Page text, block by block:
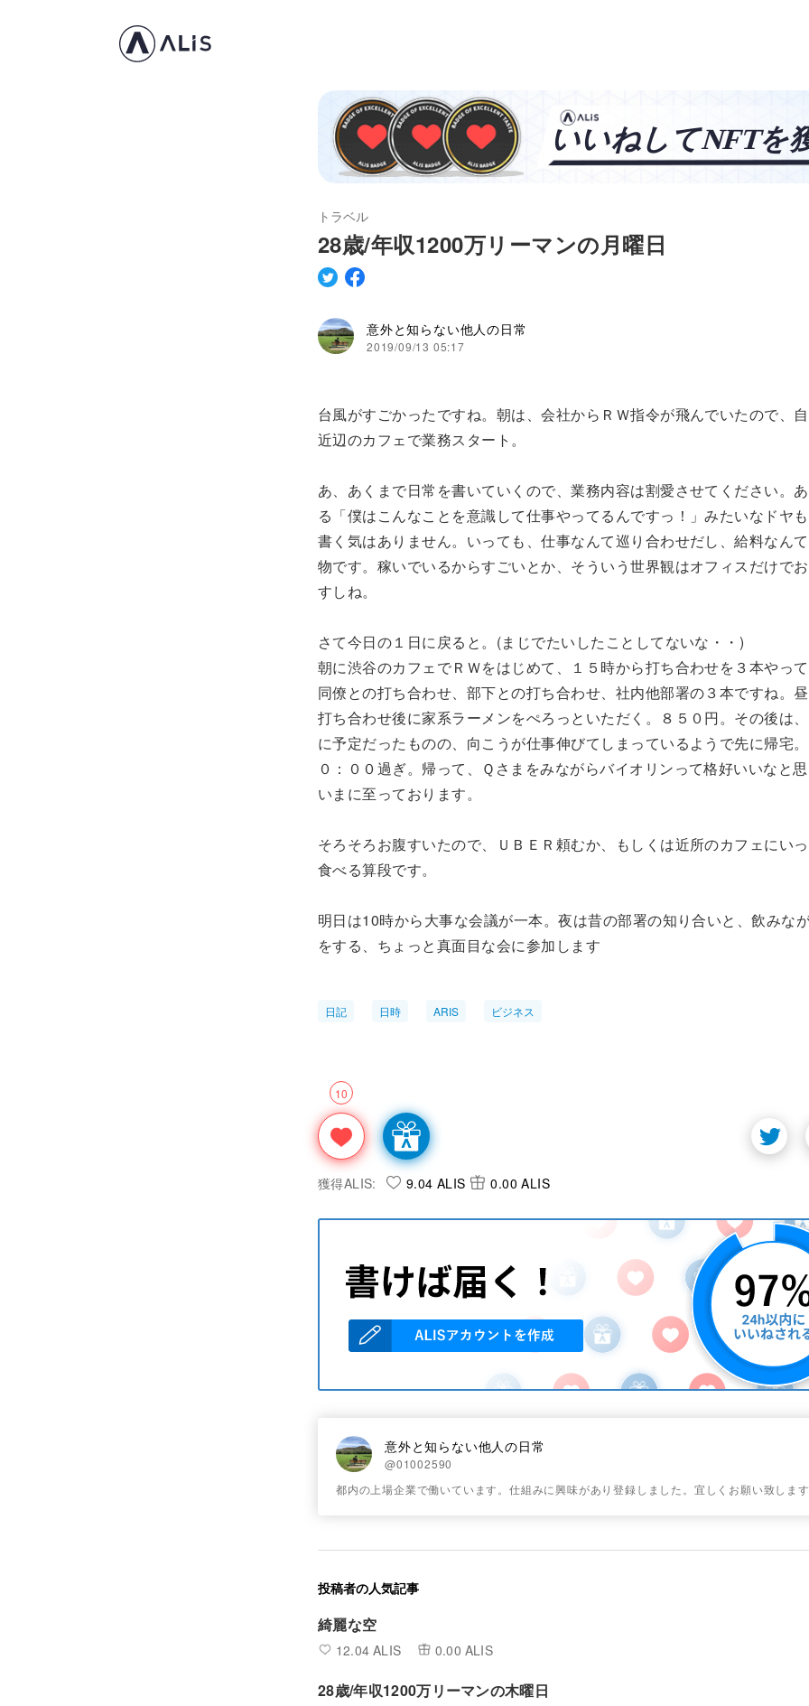
トラベル
28歳/年収1200万リーマンの月曜日
意外と知らない他人の日常
2019/09/13 05:17
台風がすごかったですね。朝は、会社からＲＷ指令が飛んでいたので、
近辺のカフェで業務スタート。
あ、あくまで日常を書いていくので、業務内容は割愛させてください。
る「僕はこんなことを意識して仕事やってるんですっ！」みたいなドヤ
書く気はありません。いっても、仕事なんて巡り合わせだし、給料なん
物です。稼いでいるからすごいとか、そういう世界観はオフィスだけで
すしね。
さて今日の１日に戻ると。(まじでたいしたことしてないな・・)
朝に渋谷のカフェでＲＷをはじめて、１５時から打ち合わせを３本やっ
同僚との打ち合わせ、部下との打ち合わせ、社内他部署の３本ですね。
打ち合わせ後に家系ラーメンをぺろっといただく。８５０円。その後は
に予定だったものの、向こうが仕事伸びてしまっているようで先に帰宅
０：００過ぎ。帰って、Ｑさまをみながらバイオリンって格好いいなと
いまに至っております。
そろそろお腹すいたので、ＵＢＥＲ頼むか、もしくは近所のカフェにい
食べる算段です。
明日は10時から大事な会議が一本。夜は昔の部署の知り合いと、飲みな
をする、ちょっと真面目な会に参加します
日記 日時 ARIS ビジネス
10
獲得ALIS: 9.04 ALIS 0.00 ALIS
意外と知らない他人の日常
@01002590
都内の上場企業で働いています。仕組みに興味があり登録しました。宜しくお願い致しま
投稿者の人気記事
綺麗な空
12.04 ALIS 0.00 ALIS
28歳/年収1200万リーマンの木曜日